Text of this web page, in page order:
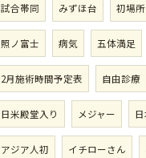
試合帯同 みずほ台 初場所
照ノ富士 病気 五体満足
2月施術時間予定表 自由診療
日米殿堂入り メジャー
アジア人初 イチローさん